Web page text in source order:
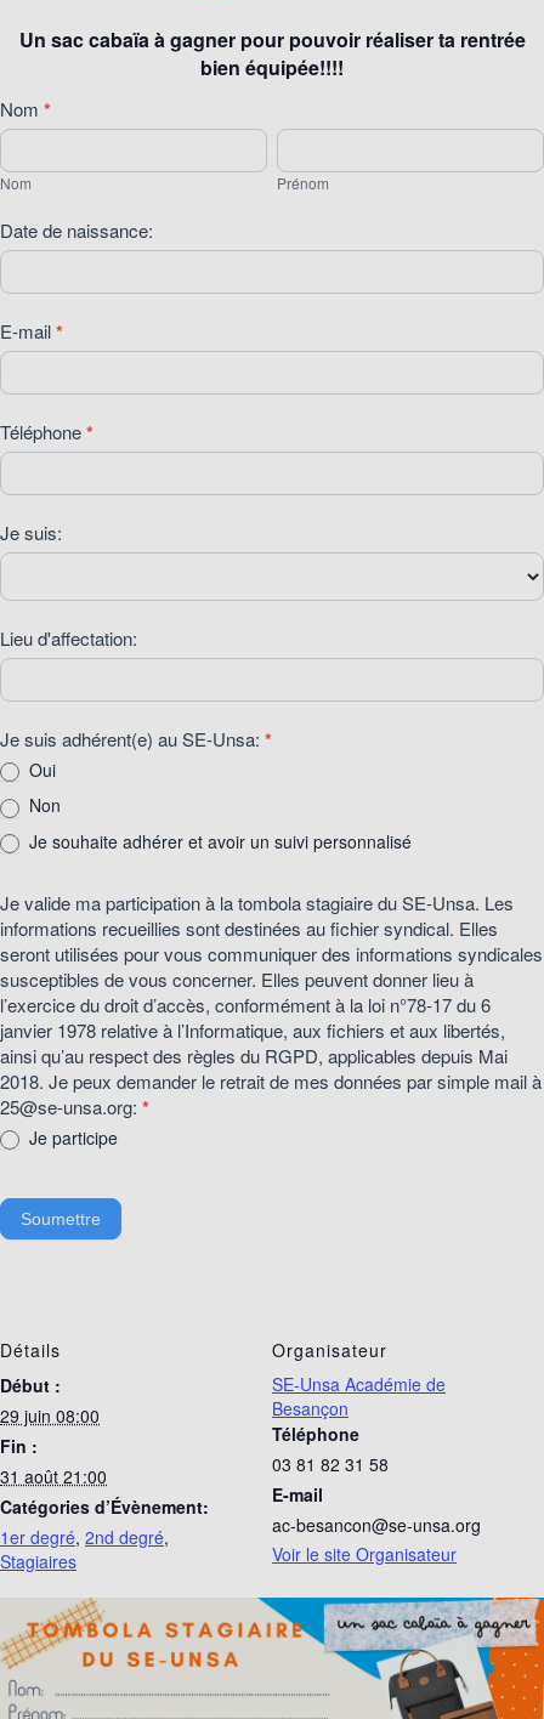
Un sac cabaïa à gagner pour pouvoir réaliser ta rentrée
bien équipée!!!!
[25]
PES:
Tombola
Stagiaire
2026
Nom *
Nom
Nom
Prénom
Prénom
Date de naissance:
E-mail*
Téléphone*
Je suis:
Lieu d'affectation:
Je suis adhérent(e) au SE-Unsa: *
Oui
Non
Je souhaite adhérer et avoir un suivi personnalisé
Je valide ma participation à la tombola stagiaire du SE-Unsa. Les
informations recueillies sont destinées au fichier syndical. Elles
seront utilisées pour vous communiquer des informations syndicales
susceptibles de vous concerner. Elles peuvent donner lieu à
l’exercice du droit d’accès, conformément à la loi n°78-17 du 6
janvier 1978 relative à l’Informatique, aux fichiers et aux libertés,
ainsi qu’au respect des règles du RGPD, applicables depuis Mai
2018. Je peux demander le retrait de mes données par simple mail à
25@se-unsa.org: *
Je participe
Soumettre
Détails
Début :
29 juin 08:00
Fin :
31 août 21:00
Catégories d’Évènement:
1er degré, 2nd degré,
Stagiaires
Organisateur
SE-Unsa Académie de
Besançon
Téléphone
03 81 82 31 58
E-mail
ac-besancon@se-unsa.org
Voir le site Organisateur